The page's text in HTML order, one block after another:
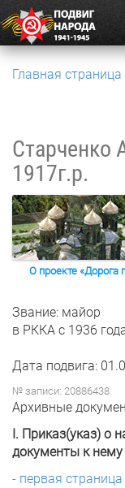
Главная страница
Старченко
1917г.р.
О проекте
Звание: майор
в РККА с 1936
Дата подвига:
№ записи: 20886438
Архивные
I. Приказ(указ) о
документы к нему
- первая